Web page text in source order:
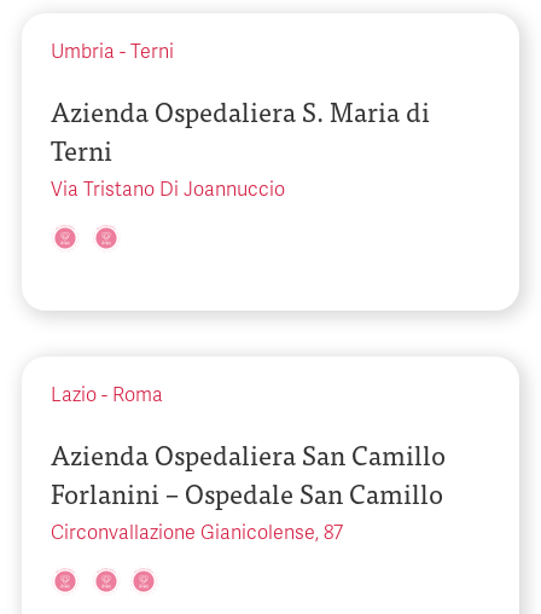
Umbria - Terni
Azienda Ospedaliera S. Maria di
Terni
Via Tristano Di Joannuccio
Lazio - Roma
Azienda Ospedaliera San Camillo
Forlanini – Ospedale San Camillo
Circonvallazione Gianicolense, 87